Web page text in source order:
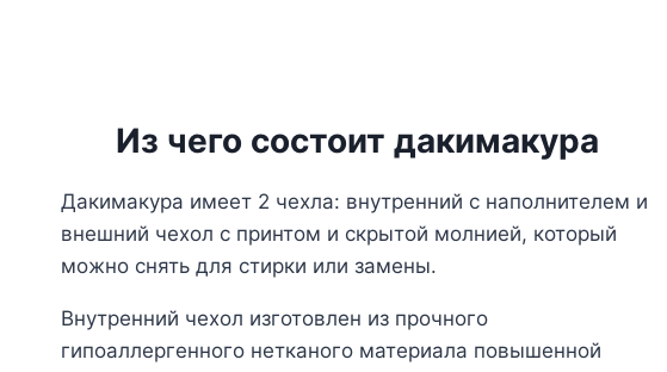
Из чего состоит дакимакура
Дакимакура имеет 2 чехла: внутренний с наполнителем и
внешний чехол с принтом и скрытой молнией, который
можно снять для стирки или замены.
Внутренний чехол изготовлен из прочного
гипоаллергенного нетканого материала повышенной